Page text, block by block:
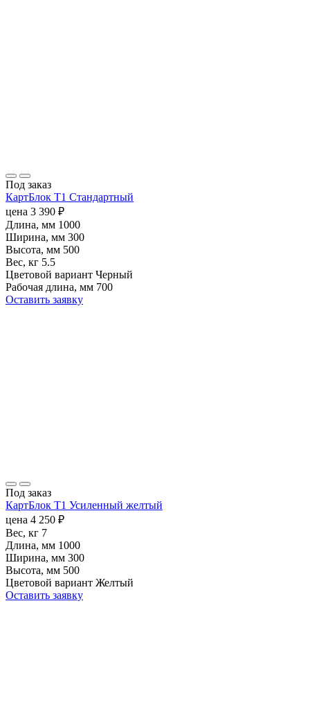
Под заказ
КартБлок T1 Cтандартный
цена 3 390 ₽
Длина, мм 1000
Ширина, мм 300
Высота, мм 500
Вес, кг 5.5
Цветовой вариант Черный
Рабочая длина, мм 700
Оставить заявку
Под заказ
КартБлок Т1 Усиленный желтый
цена 4 250 ₽
Вес, кг 7
Длина, мм 1000
Ширина, мм 300
Высота, мм 500
Цветовой вариант Желтый
Оставить заявку